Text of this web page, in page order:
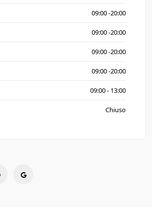
09:00 -20:00
09:00 -20:00
09:00 -20:00
09:00 -20:00
09:00 - 13:00
Chiuso